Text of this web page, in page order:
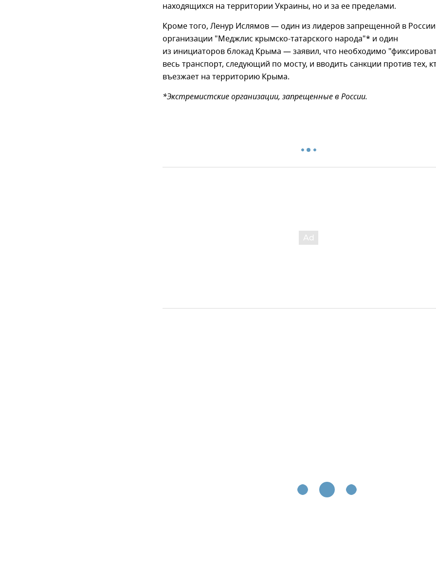
находящихся на территории Украины, но и за ее пределами.
Кроме того, Ленур Ислямов — один из лидеров запрещенной в России
организации "Меджлис крымско-татарского народа"* и один
из инициаторов блокад Крыма — заявил, что необходимо
весь транспорт, следующий по мосту, и вводить санкции против тех,
въезжает на территорию Крыма.
*Экстремистские организации, запрещенные в России.